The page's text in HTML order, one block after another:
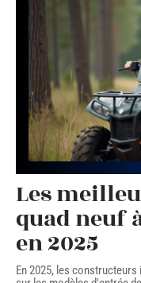
Les
quad neuf
en 2025
En 2025, les